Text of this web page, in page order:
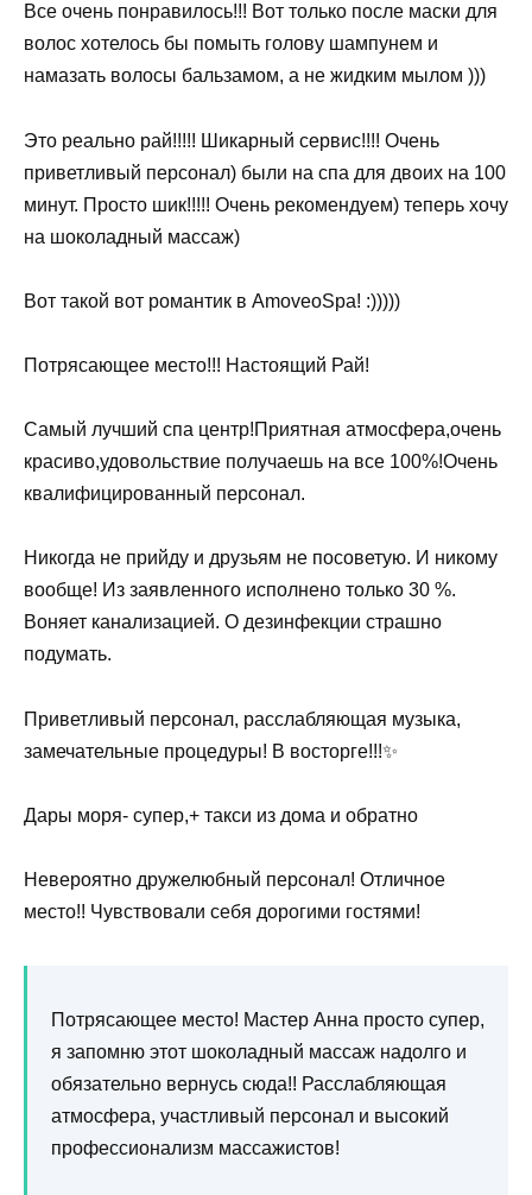
Все очень понравилось!!! Вот только после маски для
волос хотелось бы помыть голову шампунем и
намазать волосы бальзамом, а не жидким мылом )))
Это реально рай!!!!! Шикарный сервис!!!! Очень
приветливый персонал) были на спа для двоих на 100
минут. Просто шик!!!!! Очень рекомендуем) теперь хочу
на шоколадный массаж)
Вот такой вот романтик в AmoveoSpa! :)))))
Потрясающее место!!! Настоящий Рай!
Самый лучший спа центр!Приятная атмосфера,очень
красиво,удовольствие получаешь на все 100%!Очень
квалифицированный персонал.
Никогда не прийду и друзьям не посоветую. И никому
вообще! Из заявленного исполнено только 30 %.
Воняет канализацией. О дезинфекции страшно
подумать.
Приветливый персонал, расслабляющая музыка,
замечательные процедуры! В восторге!!!✨
Дары моря- супер,+ такси из дома и обратно
Невероятно дружелюбный персонал! Отличное
место!! Чувствовали себя дорогими гостями!
Потрясающее место! Мастер Анна просто супер,
я запомню этот шоколадный массаж надолго и
обязательно вернусь сюда!! Расслабляющая
атмосфера, участливый персонал и высокий
профессионализм массажистов!